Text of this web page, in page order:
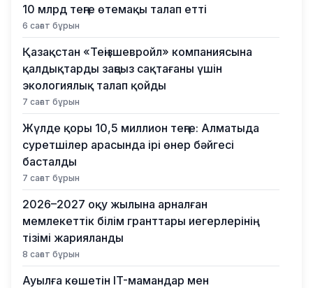
10 млрд теңге өтемақы талап етті
6 сағат бұрын
Қазақстан «Теңізшевройл» компаниясына
қалдықтарды заңсыз сақтағаны үшін
экологиялық талап қойды
7 сағат бұрын
Жүлде қоры 10,5 миллион теңге: Алматыда
суретшілер арасында ірі өнер бәйгесі
басталды
7 сағат бұрын
2026–2027 оқу жылына арналған
мемлекеттік білім гранттары иегерлерінің
тізімі жарияланды
8 сағат бұрын
Ауылға көшетін IT-мамандар мен